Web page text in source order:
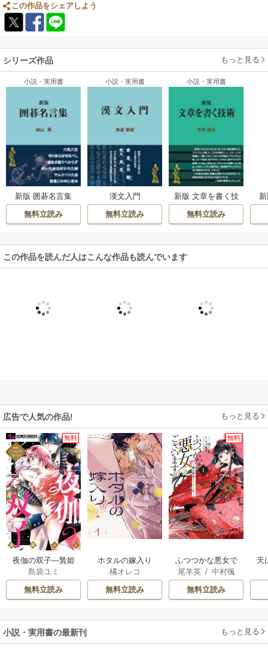
この作品をシェアしよう
シリーズ作品 もっと見る
小説・実用書
新版 囲碁名言集
無料立読み
小説・実用書
漢文入門
無料立読み
小説・実用書
新版 文章を書く技
術
無料立読み
この作品を読んだ人はこんな作品も読んでいます
広告で人気の作品! もっと見る
無料
夜伽の双子―贄姫
は二人の王子に愛
される―
島袋ユミ
無料立読み
ホタルの嫁入り
橘オレコ
無料立読み
無料
ふつつかな悪女で
はございますが ～
雛宮蝶鼠とりかえ
伝～
尾羊英/ 中村颯
希
/ ゆき哉
無料立読み
天
小説・実用書の最新刊 もっと見る